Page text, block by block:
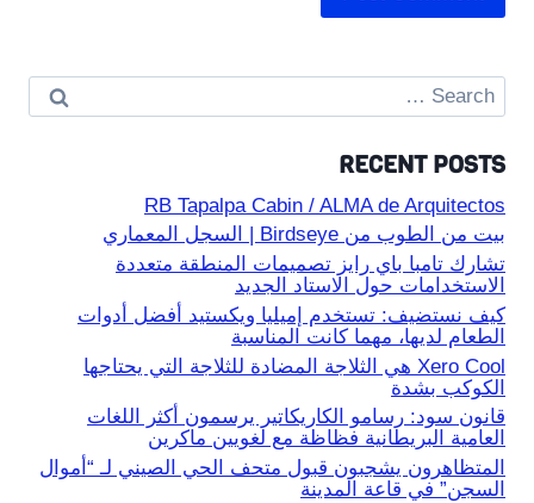
Search
for:
RECENT POSTS
RB Tapalpa Cabin / ALMA de Arquitectos
بيت من الطوب من Birdseye | السجل المعماري
تشارك تامبا باي رايز تصميمات المنطقة متعددة
الاستخدامات حول الاستاد الجديد
كيف نستضيف: تستخدم إميليا ويكستيد أفضل أدوات
الطعام لديها، مهما كانت المناسبة
Xero Cool هي الثلاجة المضادة للثلاجة التي يحتاجها
الكوكب بشدة
قانون سود: رسامو الكاريكاتير يرسمون أكثر اللغات
العامية البريطانية فظاظة مع لغويين ماكرين
المتظاهرون يشجبون قبول متحف الحي الصيني لـ “أموال
السجن” في قاعة المدينة